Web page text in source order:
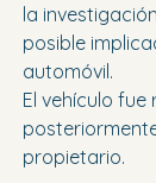
la
posible
automóvil.
El vehículo
propietario.